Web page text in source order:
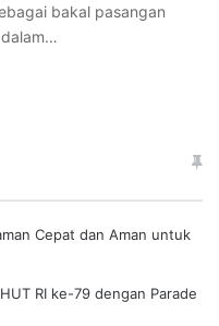
bakal pasangan
Cepat dan Aman untuk
RI ke-79 dengan Parade